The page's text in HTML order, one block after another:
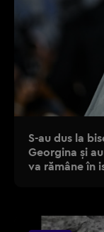
S-au dus la
Georgina și
va rămâne în